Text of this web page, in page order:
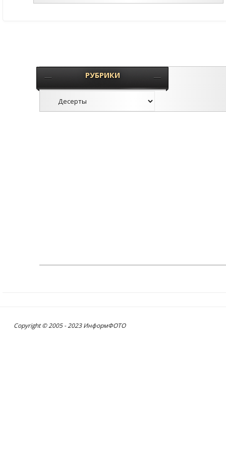
РУБРИКИ
Copyright © 2005 - 2023 ИнформФОТО